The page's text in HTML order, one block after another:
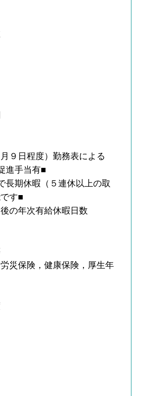
月９日程度）勤務表による
進手当有■
長期休暇（５連休以上の取
す■
の年次有給休暇日数
災保険，健康保険，厚生年